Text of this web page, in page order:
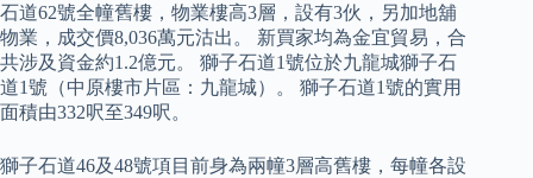
石道62號全幢舊樓，物業樓高3層，設有3伙，另加地舖
物業，成交價8,036萬元沽出。 新買家均為金宜貿易，合
共涉及資金約1.2億元。 獅子石道1號位於九龍城獅子石
道1號（中原樓市片區：九龍城）。 獅子石道1號的實用
面積由332呎至349呎。
獅子石道46及48號項目前身為兩幢3層高舊樓，每幢各設